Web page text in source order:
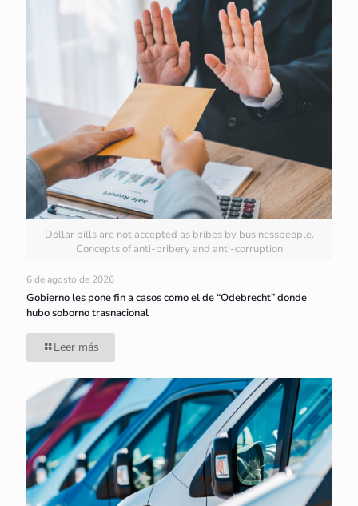
Dollar bills are not accepted as bribes by businesspeople.
Concepts of anti-bribery and anti-corruption
6 de agosto de 2026
Gobierno les pone fin a casos como el de “Odebrecht” donde
hubo soborno trasnacional
Leer más